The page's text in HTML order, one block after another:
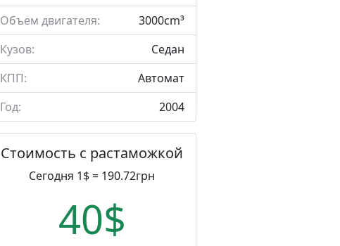
Объем двигателя:
3000cm³
Кузов:
Седан
КПП:
Автомат
Год:
2004
Стоимость с растаможкой
Сегодня 1$ = 190.72грн
40$